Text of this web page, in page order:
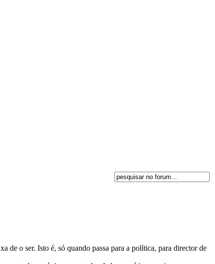
de o ser. Isto é, só quando passa para a política, para director de